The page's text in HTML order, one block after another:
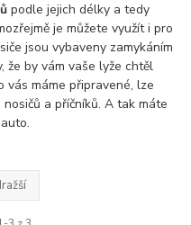
podle jejich délky a tedy
je můžete využít i pro
jsou vybaveny zamykáním
že by vám vaše lyže chtěl
vás máme připravené, lze
a příčníků. A tak máte